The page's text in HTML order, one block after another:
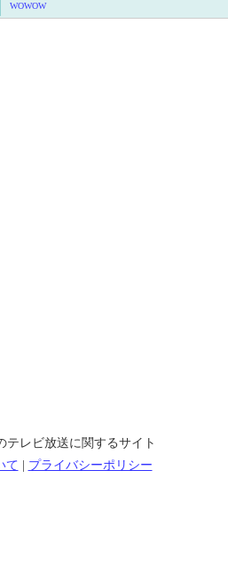
WOWOW
テレビ放送に関するサイト
て
プライバシーポリシー